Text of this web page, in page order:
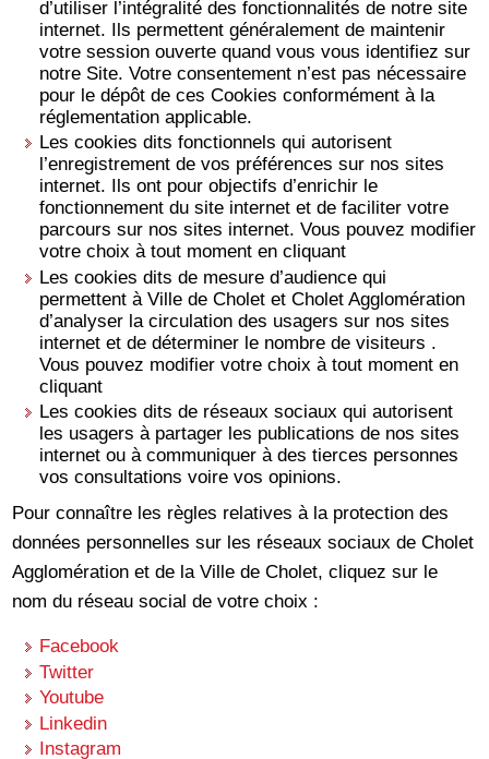
d’utiliser l’intégralité des fonctionnalités de notre site
internet. Ils permettent généralement de maintenir
votre session ouverte quand vous vous identifiez sur
notre Site. Votre consentement n’est pas nécessaire
pour le dépôt de ces Cookies conformément à la
réglementation applicable.
Les cookies dits fonctionnels qui autorisent
l’enregistrement de vos préférences sur nos sites
internet. Ils ont pour objectifs d’enrichir le
fonctionnement du site internet et de faciliter votre
parcours sur nos sites internet. Vous pouvez modifier
votre choix à tout moment en cliquant
Les cookies dits de mesure d’audience qui
permettent à Ville de Cholet et Cholet Agglomération
d’analyser la circulation des usagers sur nos sites
internet et de déterminer le nombre de visiteurs .
Vous pouvez modifier votre choix à tout moment en
cliquant
Les cookies dits de réseaux sociaux qui autorisent
les usagers à partager les publications de nos sites
internet ou à communiquer à des tierces personnes
vos consultations voire vos opinions.
Pour connaître les règles relatives à la protection des
données personnelles sur les réseaux sociaux de Cholet
Agglomération et de la Ville de Cholet, cliquez sur le
nom du réseau social de votre choix :
Facebook
Twitter
Youtube
Linkedin
Instagram